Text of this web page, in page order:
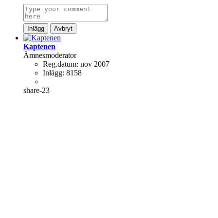
Inlägg Avbryt
Kaptenen
Ämnesmoderator
Reg.datum: nov 2007
Inlägg: 8158
share-23